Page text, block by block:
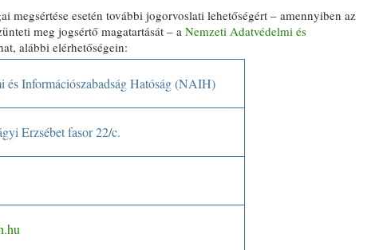
megsértése esetén további jogorvoslati lehetőségért – amennyiben az
meg jogsértő magatartását – a Nemzeti Adatvédelmi és
alábbi elérhetőségein:
és Információszabadság Hatóság (NAIH)
Erzsébet fasor 22/c.